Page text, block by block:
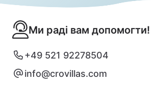
Ми раді вам допомогти!
+49 521 92278504
info@crovillas.com